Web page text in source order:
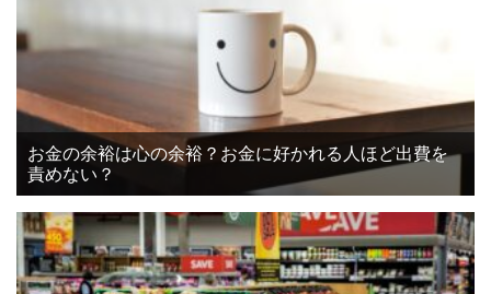
お金の余裕は心の余裕？お金に好かれる人ほど出費を
責めない？